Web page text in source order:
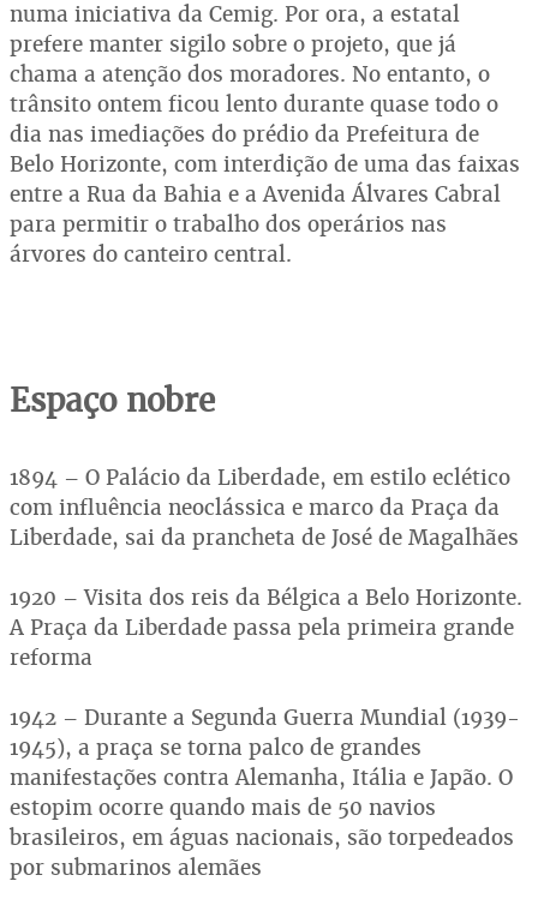
numa iniciativa da Cemig. Por ora, a estatal
prefere manter sigilo sobre o projeto, que já
chama a atenção dos moradores. No entanto, o
trânsito ontem ficou lento durante quase todo o
dia nas imediações do prédio da Prefeitura de
Belo Horizonte, com interdição de uma das faixas
entre a Rua da Bahia e a Avenida Álvares Cabral
para permitir o trabalho dos operários nas
árvores do canteiro central.
Espaço nobre
1894 – O Palácio da Liberdade, em estilo eclético
com influência neoclássica e marco da Praça da
Liberdade, sai da prancheta de José de Magalhães
1920 – Visita dos reis da Bélgica a Belo Horizonte.
A Praça da Liberdade passa pela primeira grande
reforma
1942 – Durante a Segunda Guerra Mundial (1939-
1945), a praça se torna palco de grandes
manifestações contra Alemanha, Itália e Japão. O
estopim ocorre quando mais de 50 navios
brasileiros, em águas nacionais, são torpedeados
por submarinos alemães